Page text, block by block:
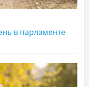
в парламенте